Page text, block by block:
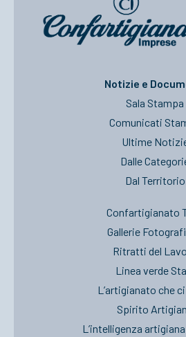
Notizie e
Sala Stampa
Comunicati
Ultime
Dalle
Dal Territorio
Confartigianato
Gallerie
Ritratti del
Linea verde
L’artigianato che
Spirito
L’intelligenza